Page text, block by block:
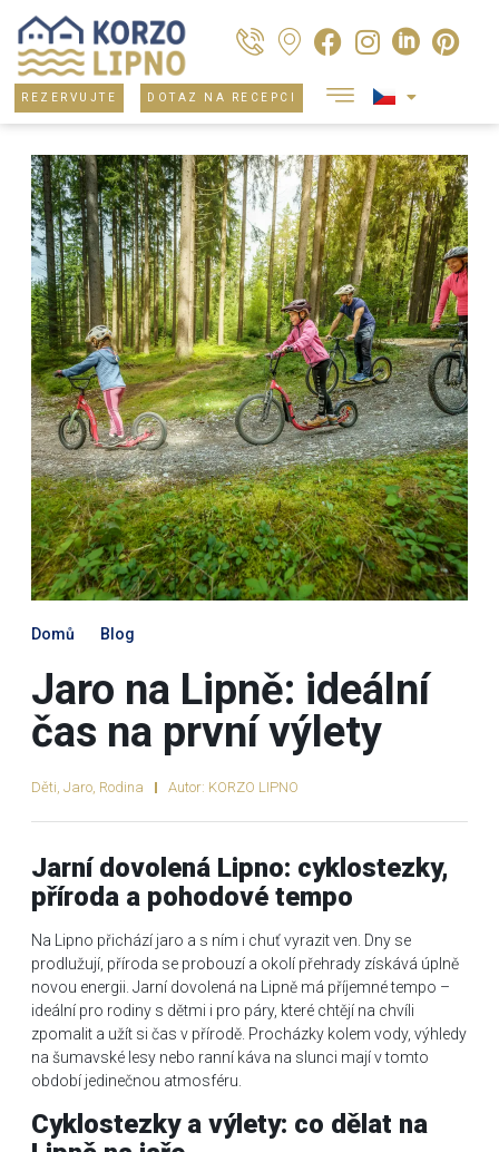
REZERVUJTE DOTAZ NA RECEPCI
Domů Blog
Jaro na Lipně: ideální
čas na první výlety
Děti, Jaro, Rodina Autor: KORZO LIPNO
Jarní dovolená Lipno: cyklostezky,
příroda a pohodové tempo
Na Lipno přichází jaro a s ním i chuť vyrazit ven. Dny se
prodlužují, příroda se probouzí a okolí přehrady získává úplně
novou energii. Jarní dovolená na Lipně má příjemné tempo –
ideální pro rodiny s dětmi i pro páry, které chtějí na chvíli
zpomalit a užít si čas v přírodě. Procházky kolem vody, výhledy
na šumavské lesy nebo ranní káva na slunci mají v tomto
období jedinečnou atmosféru.
Cyklostezky a výlety: co dělat na